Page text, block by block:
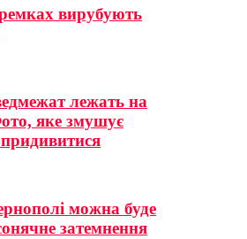
вирубують
лежать на
яке змушує
можна буде
затемнення